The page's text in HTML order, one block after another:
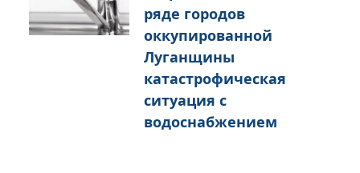
ряде городов
оккупированной
Луганщины
катастрофическая
ситуация с
водоснабжением